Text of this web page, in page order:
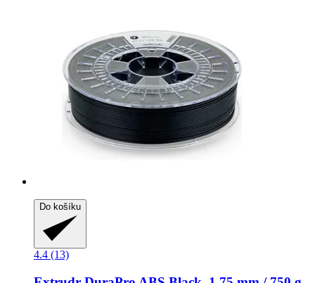
Do košíku
4.4 (13)